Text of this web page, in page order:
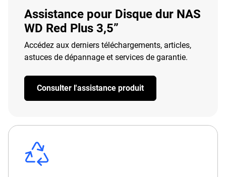
Assistance pour Disque dur NAS
WD Red Plus 3,5”
Accédez aux derniers téléchargements, articles,
astuces de dépannage et services de garantie.
Consulter l'assistance produit